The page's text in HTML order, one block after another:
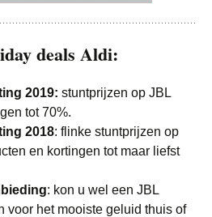
deals Aldi:
2019: stuntprijzen op JBL
tot 70%.
2018: flinke stuntprijzen op
en kortingen tot maar liefst
: kon u wel een JBL
voor het mooiste geluid thuis of